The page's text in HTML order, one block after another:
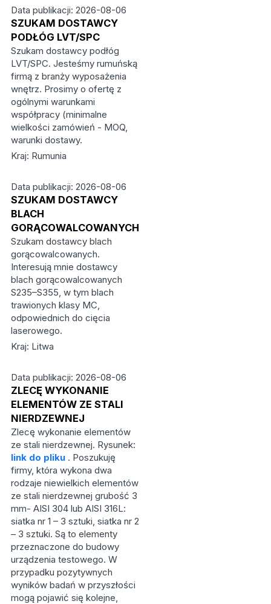
Data publikacji: 2026-08-06
SZUKAM DOSTAWCY
PODŁÓG LVT/SPC
Szukam dostawcy podłóg
LVT/SPC. Jesteśmy rumuńską
firmą z branży wyposażenia
wnętrz. Prosimy o ofertę z
ogólnymi warunkami
współpracy (minimalne
wielkości zamówień - MOQ,
warunki dostawy.
Kraj: Rumunia
Data publikacji: 2026-08-06
SZUKAM DOSTAWCY
BLACH
GORĄCOWALCOWANYCH
Szukam dostawcy blach
gorącowalcowanych.
Interesują mnie dostawcy
blach gorącowalcowanych
S235–S355, w tym blach
trawionych klasy MC,
odpowiednich do cięcia
laserowego.
Kraj: Litwa
Data publikacji: 2026-08-06
ZLECĘ WYKONANIE
ELEMENTÓW ZE STALI
NIERDZEWNEJ
Zlecę wykonanie elementów
ze stali nierdzewnej. Rysunek:
link do pliku. Poszukuję
firmy, która wykona dwa
rodzaje niewielkich elementów
ze stali nierdzewnej grubość 3
mm- AISI 304 lub AISI 316L:
siatka nr 1 – 3 sztuki, siatka nr 2
– 3 sztuki. Są to elementy
przeznaczone do budowy
urządzenia testowego. W
przypadku pozytywnych
wyników badań w przyszłości
mogą pojawić się kolejne,